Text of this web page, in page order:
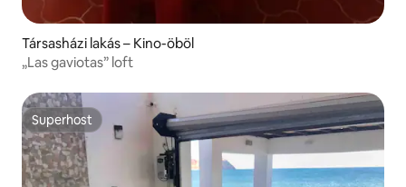
Társasházi lakás – Kino-öböl
„Las gaviotas” loft
Superhost
Superhost